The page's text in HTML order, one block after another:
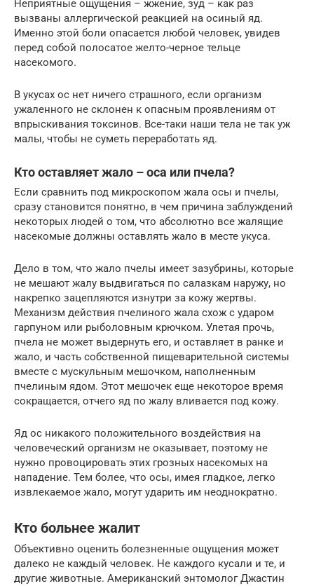
Неприятные ощущения – жжение, зуд – как раз
вызваны аллергической реакцией на осиный яд.
Именно этой боли опасается любой человек, увидев
перед собой полосатое желто-черное тельце
насекомого.
В укусах ос нет ничего страшного, если организм
ужаленного не склонен к опасным проявлениям от
впрыскивания токсинов. Все-таки наши тела не так уж
малы, чтобы не суметь переработать яд.
Кто оставляет жало – оса или пчела?
Если сравнить под микроскопом жала осы и пчелы,
сразу становится понятно, в чем причина заблуждений
некоторых людей о том, что абсолютно все жалящие
насекомые должны оставлять жало в месте укуса.
Дело в том, что жало пчелы имеет зазубрины, которые
не мешают жалу выдвигаться по салазкам наружу, но
накрепко зацепляются изнутри за кожу жертвы.
Механизм действия пчелиного жала схож с ударом
гарпуном или рыболовным крючком. Улетая прочь,
пчела не может выдернуть его, и оставляет в ранке и
жало, и часть собственной пищеварительной системы
вместе с мускульным мешочком, наполненным
пчелиным ядом. Этот мешочек еще некоторое время
сокращается, отчего яд по жалу вливается под кожу.
Яд ос никакого положительного воздействия на
человеческий организм не оказывает, поэтому не
нужно провоцировать этих грозных насекомых на
нападение. Тем более, что осы, имея гладкое, легко
извлекаемое жало, могут ударить им неоднократно.
Кто больнее жалит
Объективно оценить болезненные ощущения может
далеко не каждый человек. Не каждого кусали и те, и
другие животные. Американский энтомолог Джастин